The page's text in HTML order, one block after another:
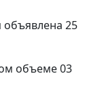
объявлена 25
объеме 03